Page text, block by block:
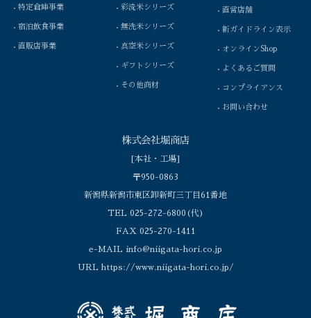
特定倉庫事業
宿泊飲食事業
直販店事業
彩流米シリーズ
無洗米シリーズ
真空米シリーズ
ギフトシリーズ
その他商材
直営店舗
新ガイドライン表示
オンラインShop
よくあるご質問
コンプライアンス
お問い合わせ
株式会社堀商店
[本社・工場]
〒950-0863
新潟県新潟市東区卸新町三丁目61番地
TEL 025-272-6800(代)
FAX 025-270-1411
e-MAIL info@niigata-hori.co.jp
URL https://www.niigata-hori.co.jp/